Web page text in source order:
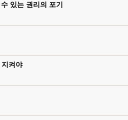
있는 권리의 포기
켜야